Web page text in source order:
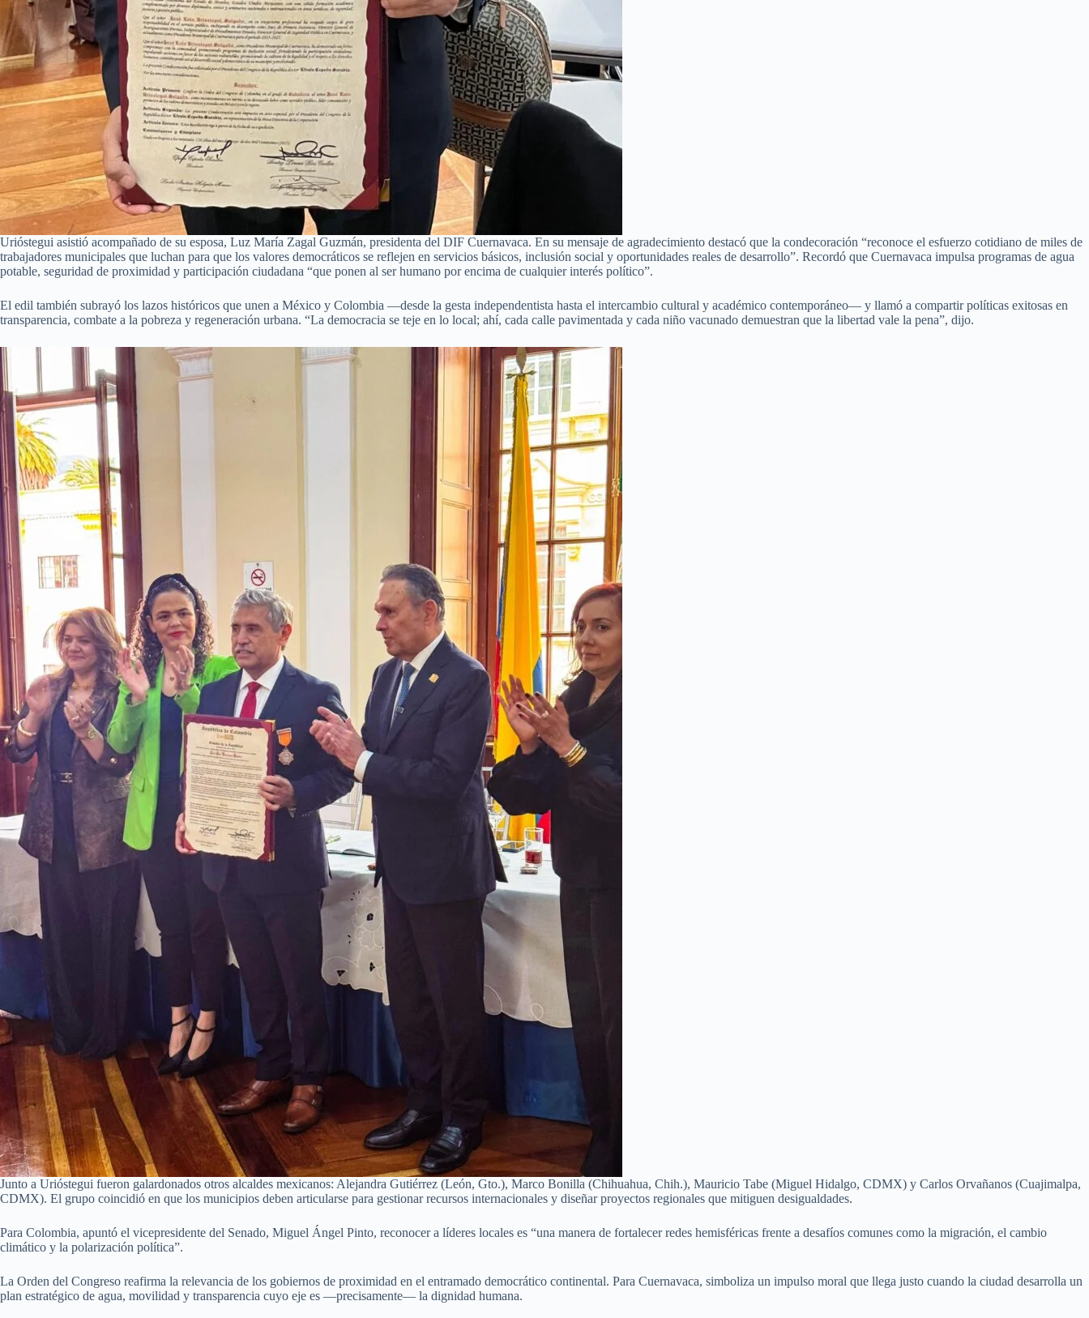
Urióstegui asistió acompañado de su esposa, Luz María Zagal Guzmán, presidenta del DIF Cuernavaca. En su mensaje de agradecimiento destacó que la condecoración “reconoce el esfuerzo cotidiano de miles de
trabajadores municipales que luchan para que los valores democráticos se reflejen en servicios básicos, inclusión social y oportunidades reales de desarrollo”. Recordó que Cuernavaca impulsa programas de agua
potable, seguridad de proximidad y participación ciudadana “que ponen al ser humano por encima de cualquier interés político”.
El edil también subrayó los lazos históricos que unen a México y Colombia —desde la gesta independentista hasta el intercambio cultural y académico contemporáneo— y llamó a compartir políticas exitosas en
transparencia, combate a la pobreza y regeneración urbana. “La democracia se teje en lo local; ahí, cada calle pavimentada y cada niño vacunado demuestran que la libertad vale la pena”, dijo.
Junto a Urióstegui fueron galardonados otros alcaldes mexicanos: Alejandra Gutiérrez (León, Gto.), Marco Bonilla (Chihuahua, Chih.), Mauricio Tabe (Miguel Hidalgo, CDMX) y Carlos Orvañanos (Cuajimalpa,
CDMX). El grupo coincidió en que los municipios deben articularse para gestionar recursos internacionales y diseñar proyectos regionales que mitiguen desigualdades.
Para Colombia, apuntó el vicepresidente del Senado, Miguel Ángel Pinto, reconocer a líderes locales es “una manera de fortalecer redes hemisféricas frente a desafíos comunes como la migración, el cambio
climático y la polarización política”.
La Orden del Congreso reafirma la relevancia de los gobiernos de proximidad en el entramado democrático continental. Para Cuernavaca, simboliza un impulso moral que llega justo cuando la ciudad desarrolla un
plan estratégico de agua, movilidad y transparencia cuyo eje es —precisamente— la dignidad humana.